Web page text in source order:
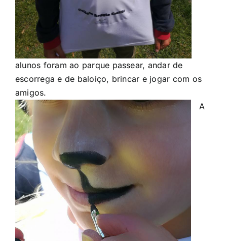
alunos foram ao parque passear, andar de
escorrega e de baloiço, brincar e jogar com os
amigos.
A